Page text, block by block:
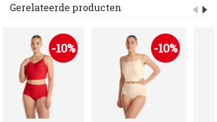
Gerelateerde producten
-10% -10%